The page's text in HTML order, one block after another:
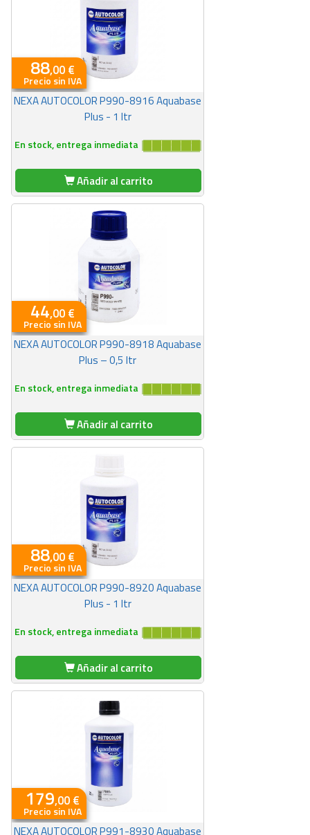
88,00 €
Precio sin IVA
En stock, entrega inmediata
NEXA AUTOCOLOR P990-8916 Aquabase
Plus - 1 ltr
Añadir al carrito
44,00 €
Precio sin IVA
En stock, entrega inmediata
NEXA AUTOCOLOR P990-8918 Aquabase
Plus – 0,5 ltr
Añadir al carrito
88,00 €
Precio sin IVA
En stock, entrega inmediata
NEXA AUTOCOLOR P990-8920 Aquabase
Plus - 1 ltr
Añadir al carrito
179,00 €
Precio sin IVA
NEXA AUTOCOLOR P991-8930 Aquabase